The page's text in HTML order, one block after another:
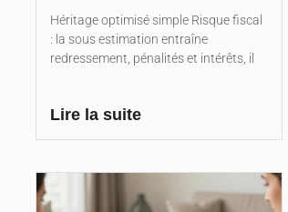
Héritage optimisé simple Risque fiscal
: la sous estimation entraîne
redressement, pénalités et intérêts, il
Lire la suite